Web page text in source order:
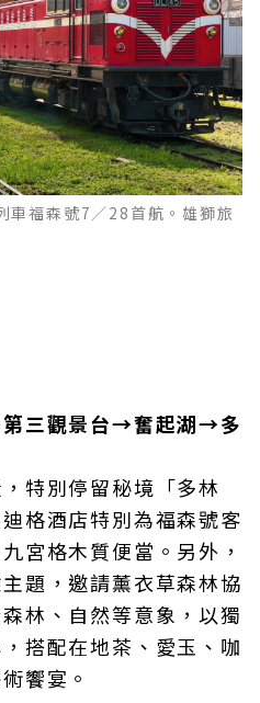
福森號7／28首航。雄獅旅
三觀景台→奮起湖→多
特別停留秘境「多林
格酒店特別為福森號客
宮格木質便當。另外，
題，邀請薰衣草森林協
林、自然等意象，以獨
搭配在地茶、愛玉、咖
饗宴。